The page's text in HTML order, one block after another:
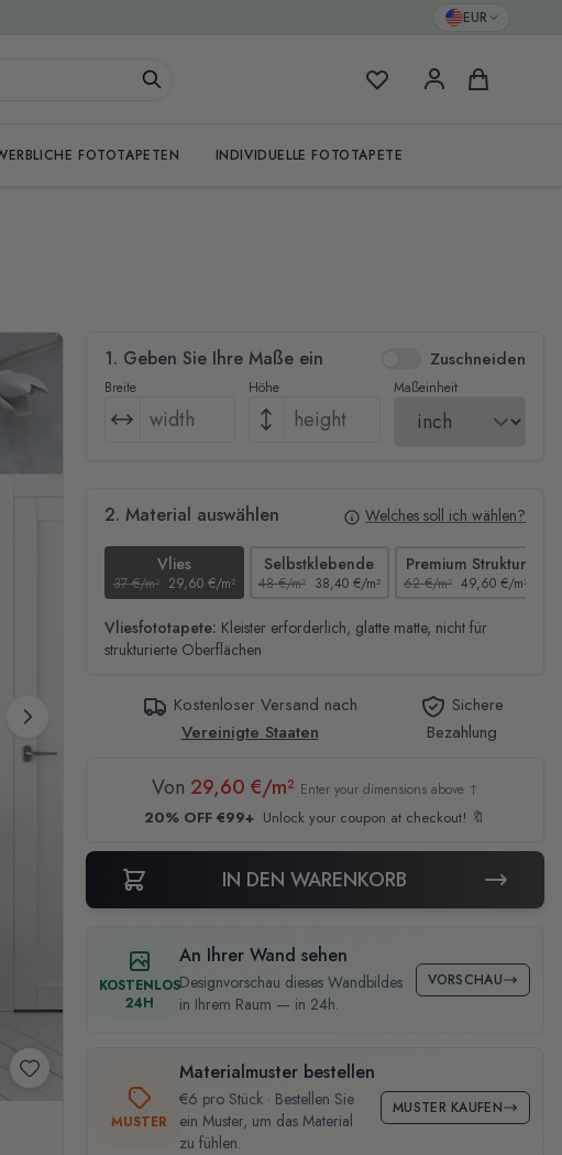
EUR
Meine FavoritenWarenkorb
FOTOTAPETEN INDIVIDUELLE FOTOTAPETE
1. Geben Sie Ihre Maße ein Zuschneiden
Breite Höhe Maßeinheit
2. Material auswählen Welches soll ich wählen?
Vlies
37 €/m² 29,60 €/m²
Selbstklebende
48 €/m² 38,40 €/m²
Premium Struktur
62 €/m² 49,60 €/m²
Vliesfototapete: Kleister erforderlich, glatte matte, nicht für
strukturierte Oberflächen
Kostenloser Versand nach
Vereinigte Staaten
Sichere
Bezahlung
Von 29,60 €/m² Enter your dimensions above ↑
20% OFF €99+ Unlock your coupon at checkout! 🔖
IN DEN WARENKORB
KOSTENLOS
24H
An Ihrer Wand sehen
Designvorschau dieses Wandbildes
in Ihrem Raum — in 24h.
VORSCHAU
MUSTER
Materialmuster bestellen
€6 pro Stück · Bestellen Sie
ein Muster, um das Material
zu fühlen.
MUSTER KAUFEN